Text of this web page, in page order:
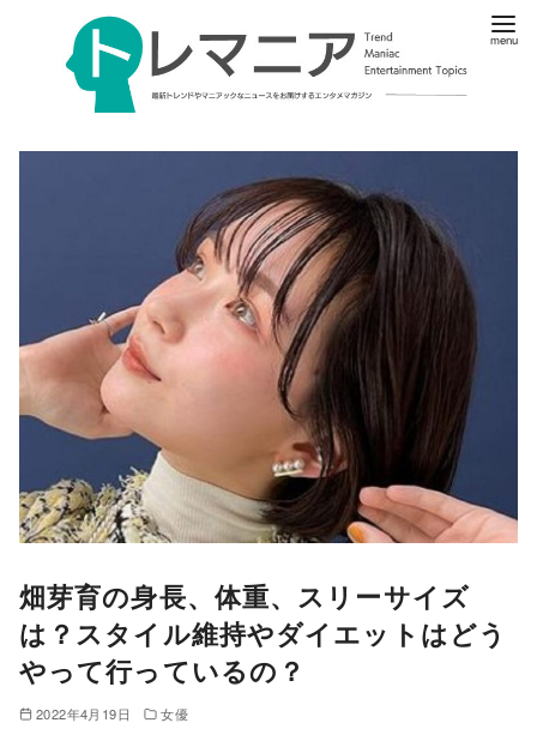
畑芽育の身長、体重、スリーサイズ
は？スタイル維持やダイエットはどう
やって行っているの？
2022年4月19日 女優